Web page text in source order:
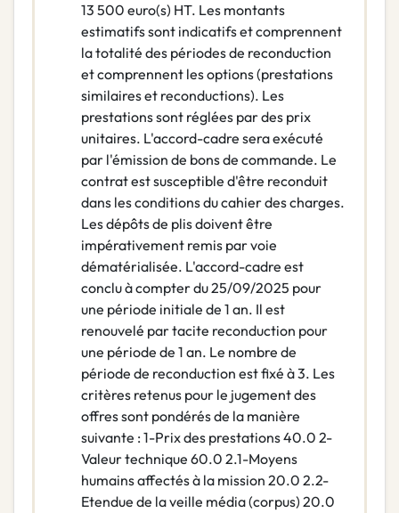
13 500 euro(s) HT. Les montants
estimatifs sont indicatifs et comprennent
la totalité des périodes de reconduction
et comprennent les options (prestations
similaires et reconductions). Les
prestations sont réglées par des prix
unitaires. L'accord-cadre sera exécuté
par l'émission de bons de commande. Le
contrat est susceptible d'être reconduit
dans les conditions du cahier des charges.
Les dépôts de plis doivent être
impérativement remis par voie
dématérialisée. L'accord-cadre est
conclu à compter du 25/09/2025 pour
une période initiale de 1 an. Il est
renouvelé par tacite reconduction pour
une période de 1 an. Le nombre de
période de reconduction est fixé à 3. Les
critères retenus pour le jugement des
offres sont pondérés de la manière
suivante : 1-Prix des prestations 40.0 2-
Valeur technique 60.0 2.1-Moyens
humains affectés à la mission 20.0 2.2-
Etendue de la veille média (corpus) 20.0